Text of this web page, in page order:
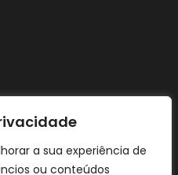
a sua experiência de
ou conteúdos